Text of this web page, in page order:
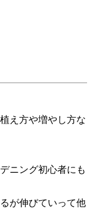
え方や増やし方な
ニング初心者にも
が伸びていって他